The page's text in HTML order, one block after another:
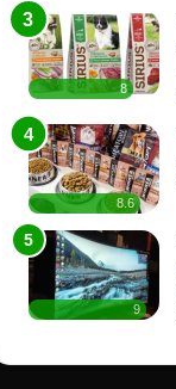
8
8.6
9